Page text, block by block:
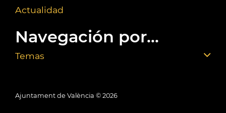
Actualidad
Navegación por...
Temas
Ajuntament de València © 2026